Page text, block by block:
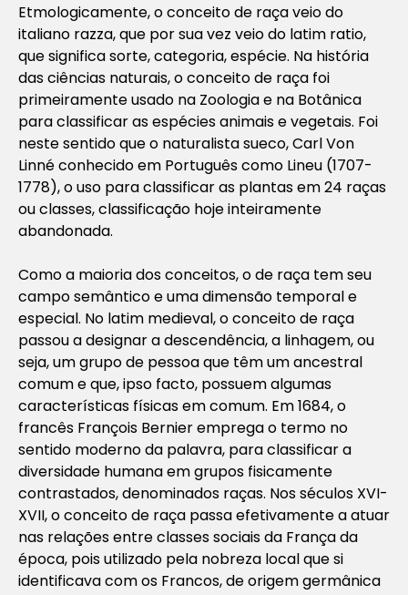
Etmologicamente, o conceito de raça veio do
italiano razza, que por sua vez veio do latim ratio,
que significa sorte, categoria, espécie. Na história
das ciências naturais, o conceito de raça foi
primeiramente usado na Zoologia e na Botânica
para classificar as espécies animais e vegetais. Foi
neste sentido que o naturalista sueco, Carl Von
Linné conhecido em Português como Lineu (1707-
1778), o uso para classificar as plantas em 24 raças
ou classes, classificação hoje inteiramente
abandonada.
Como a maioria dos conceitos, o de raça tem seu
campo semântico e uma dimensão temporal e
especial. No latim medieval, o conceito de raça
passou a designar a descendência, a linhagem, ou
seja, um grupo de pessoa que têm um ancestral
comum e que, ipso facto, possuem algumas
características físicas em comum. Em 1684, o
francês François Bernier emprega o termo no
sentido moderno da palavra, para classificar a
diversidade humana em grupos fisicamente
contrastados, denominados raças. Nos séculos XVI-
XVII, o conceito de raça passa efetivamente a atuar
nas relações entre classes sociais da França da
época, pois utilizado pela nobreza local que si
identificava com os Francos, de origem germânica